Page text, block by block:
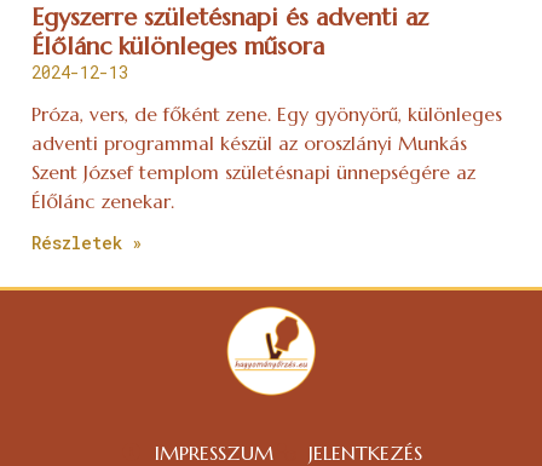
Egyszerre születésnapi és adventi az
Élőlánc különleges műsora
2024-12-13
Próza, vers, de főként zene. Egy gyönyörű, különleges
adventi programmal készül az oroszlányi Munkás
Szent József templom születésnapi ünnepségére az
Élőlánc zenekar.
Részletek »
IMPRESSZUM JELENTKEZÉS